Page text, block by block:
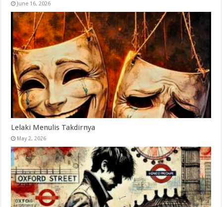
June 16, 2026
Lelaki Menulis Takdirnya
May 2, 2026